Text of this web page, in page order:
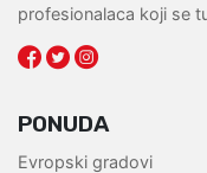
profesionalaca koji se
PONUDA
Evropski gradovi